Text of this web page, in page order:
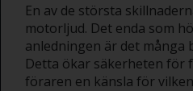
En av de största
motorljud. Det enda som
anledningen är det
Detta ökar säkerheten för
föraren en känsla för